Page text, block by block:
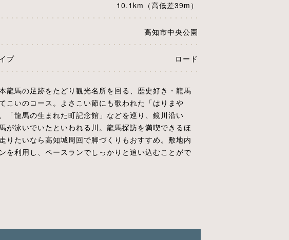
10.1km（高低差39m）
高知市中央公園
プ ロード
龍馬の足跡をたどり観光名所を回る、歴史好き・龍馬
こいのコース。よさこい節にも歌われた「はりまや
「龍馬の生まれた町記念館」などを巡り、鏡川沿い
が泳いでいたといわれる川。龍馬探訪を満喫できるほ
りたいなら高知城周回で脚づくりもおすすめ。敷地内
を利用し、ペースランでしっかりと追い込むことがで